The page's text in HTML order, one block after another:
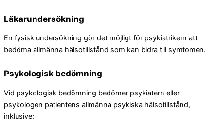
Läkarundersökning
En fysisk undersökning gör det möjligt för psykiatrikern att
bedöma allmänna hälsotillstånd som kan bidra till symtomen.
Psykologisk bedömning
Vid psykologisk bedömning bedömer psykiatern eller
psykologen patientens allmänna psykiska hälsotillstånd,
inklusive: